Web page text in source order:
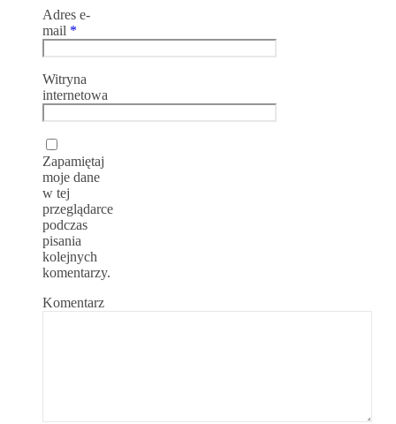
Adres e-
mail *
Witryna
internetowa
Zapamiętaj
moje dane
w tej
przeglądarce
podczas
pisania
kolejnych
komentarzy.
Komentarz